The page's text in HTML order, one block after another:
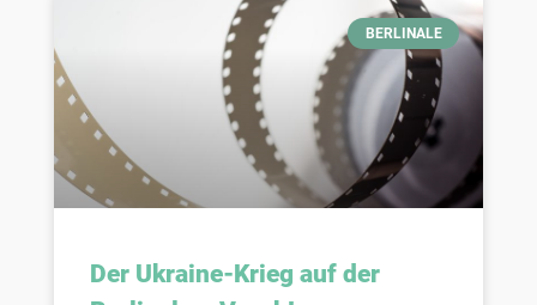
BERLINALE
Der Ukraine-Krieg auf der